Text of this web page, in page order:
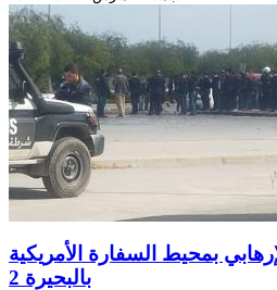
بمحيط السفارة الأمريكية
بالبحيرة 2